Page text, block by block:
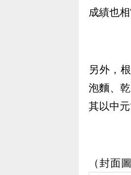
成績也
另外，
泡麵、
其以中
（封面